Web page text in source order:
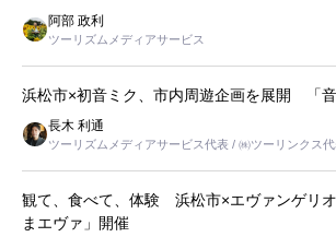
阿部 政利
ツーリズムメディアサービス
浜松市×初音ミク、市内周遊企画を展開 「
長木 利通
ツーリズムメディアサービス代表 / ㈱ツーリンクス代
観て、食べて、体験 浜松市×エヴァンゲリ
まエヴァ」開催